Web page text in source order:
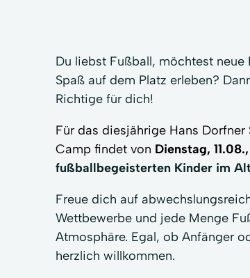
Du liebst Fußball, möchtest neue
Spaß auf dem Platz erleben?
Richtige für dich!
Für das diesjährige Hans
Camp findet von Dienstag,
fußballbegeisterten Kinder im
Freue dich auf
Wettbewerbe und jede Menge
Atmosphäre. Egal, ob Anfänger
herzlich willkommen.